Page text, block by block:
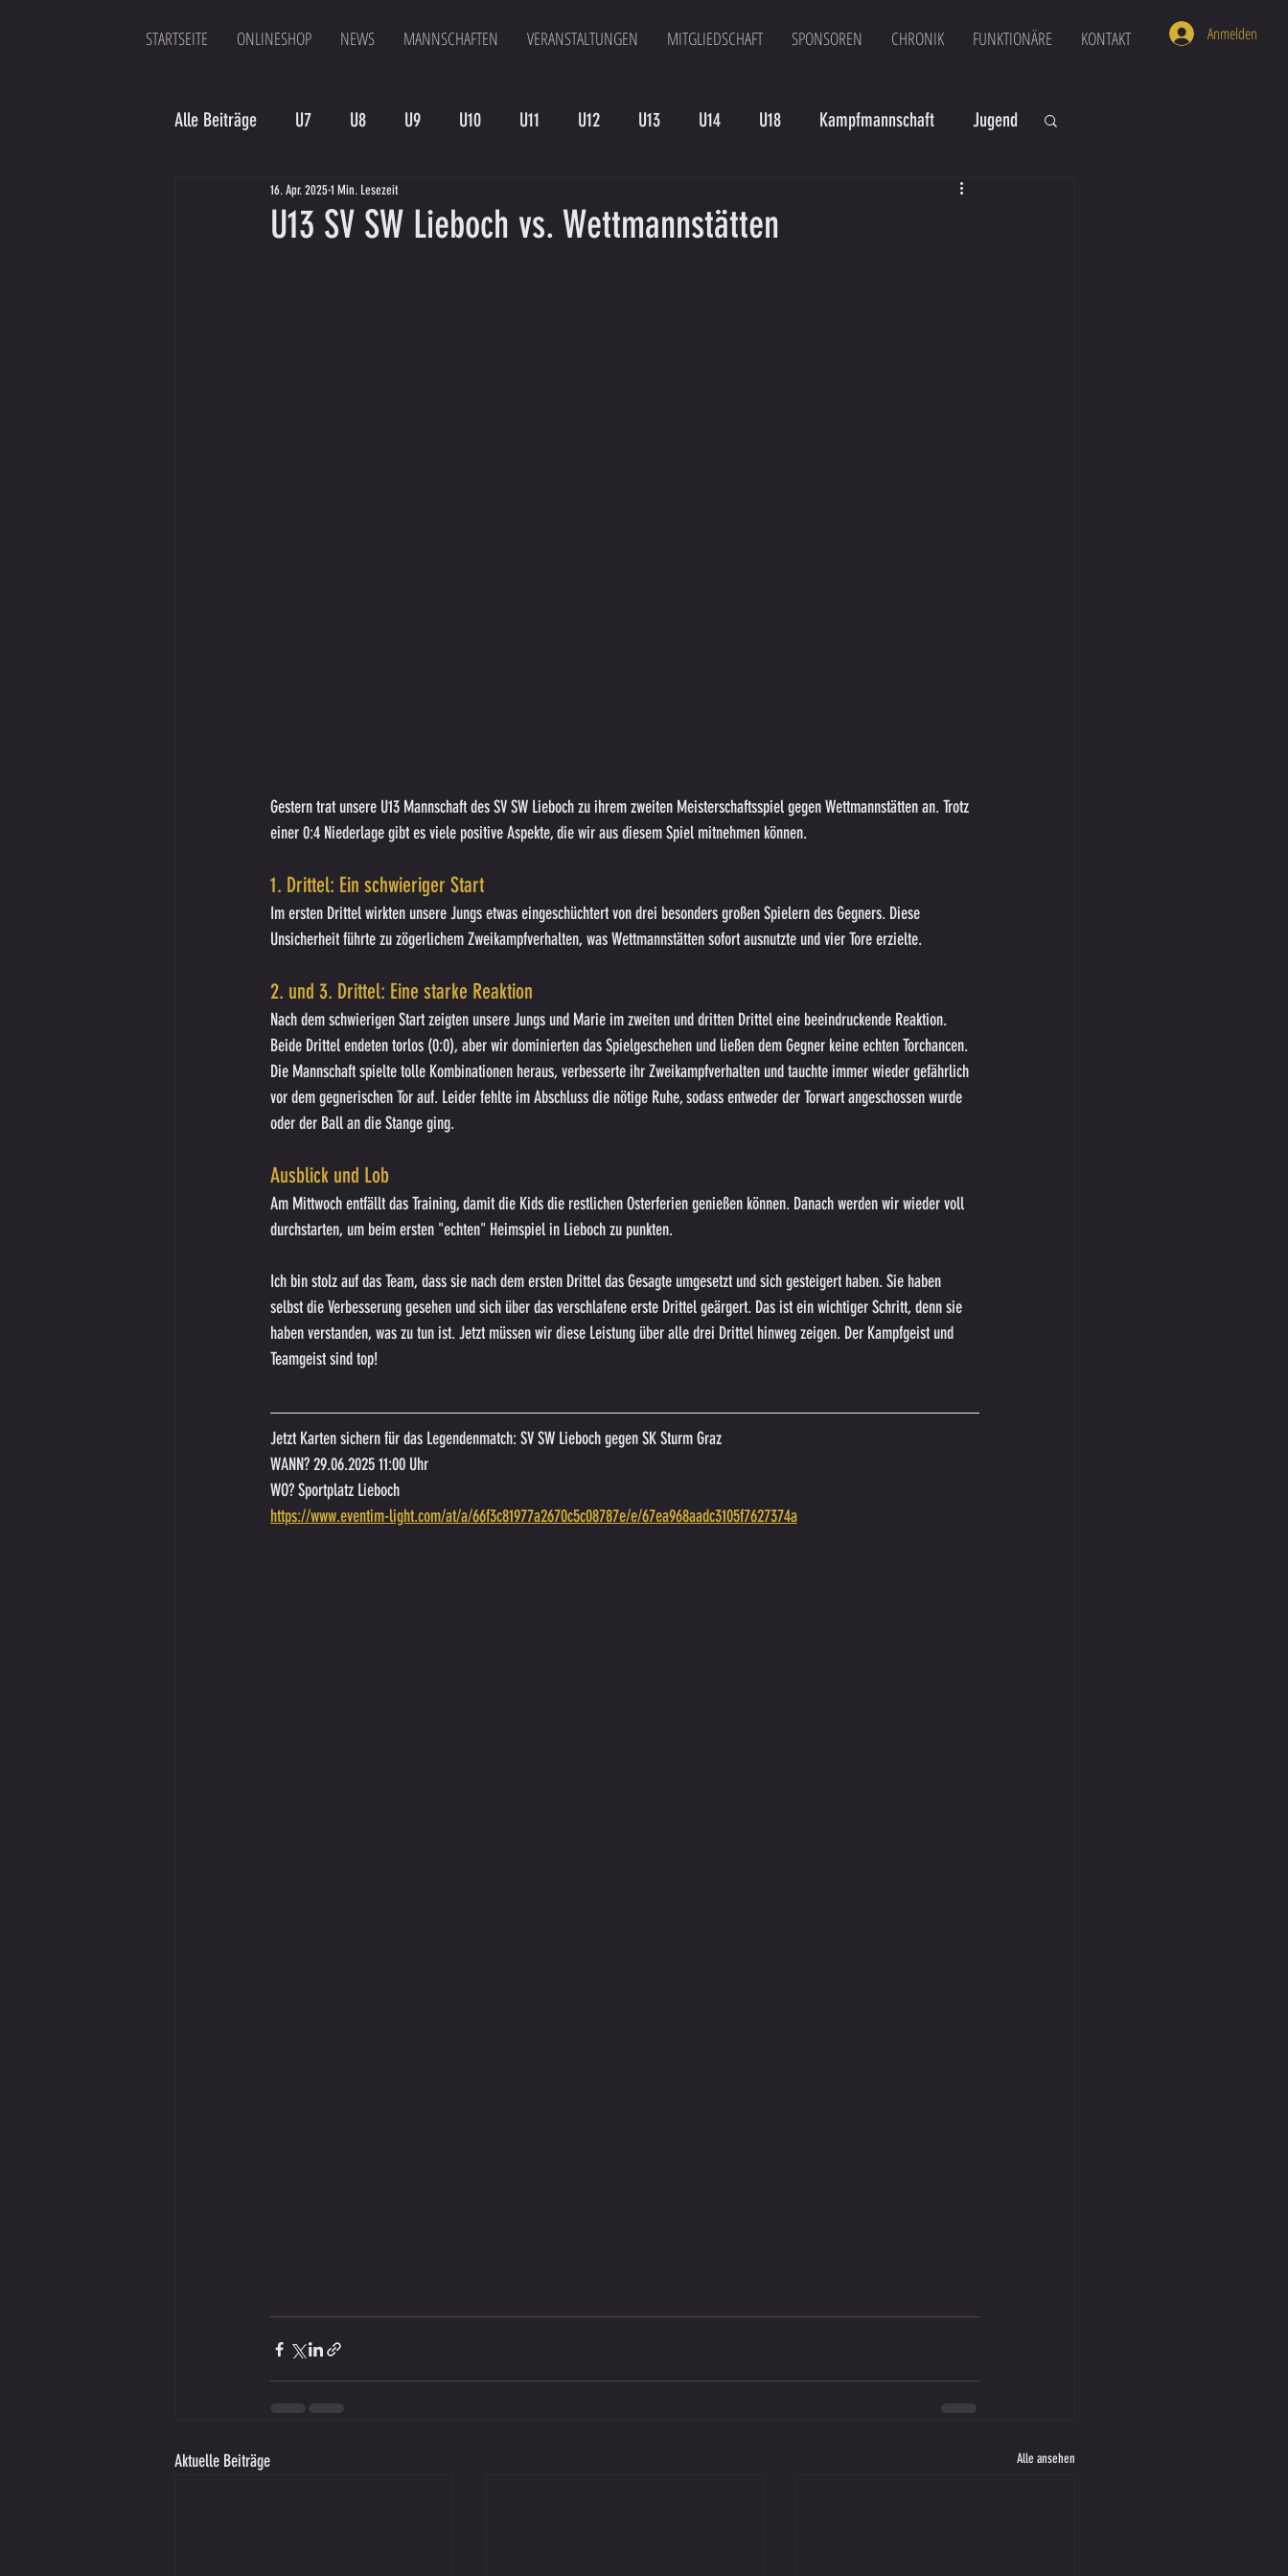
STARTSEITE ONLINESHOP NEWS MANNSCHAFTEN VERANSTALTUNGEN MITGLIEDSCHAFT SPONSOREN CHRONIK FUNKTIONÄRE KONTAKT Anmelden
Alle Beiträge U7 U8 U9 U10 U11 U12 U13 U14 U18 Kampfmannschaft Jugend
Spielergebnis Veranstaltungen
U13 SV SW Lieboch vs. Wettmannstätten
16. Apr. 20251 Min. Lesezeit
Gestern trat unsere U13 Mannschaft des SV SW Lieboch zu ihrem zweiten Meisterschaftsspiel gegen Wettmannstätten an. Trotz
einer 0:4 Niederlage gibt es viele positive Aspekte, die wir aus diesem Spiel mitnehmen können.
1. Drittel: Ein schwieriger Start
Im ersten Drittel wirkten unsere Jungs etwas eingeschüchtert von drei besonders großen Spielern des Gegners. Diese
Unsicherheit führte zu zögerlichem Zweikampfverhalten, was Wettmannstätten sofort ausnutzte und vier Tore erzielte.
2. und 3. Drittel: Eine starke Reaktion
Nach dem schwierigen Start zeigten unsere Jungs und Marie im zweiten und dritten Drittel eine beeindruckende Reaktion.
Beide Drittel endeten torlos (0:0), aber wir dominierten das Spielgeschehen und ließen dem Gegner keine echten Torchancen.
Die Mannschaft spielte tolle Kombinationen heraus, verbesserte ihr Zweikampfverhalten und tauchte immer wieder gefährlich
vor dem gegnerischen Tor auf. Leider fehlte im Abschluss die nötige Ruhe, sodass entweder der Torwart angeschossen wurde
oder der Ball an die Stange ging.
Ausblick und Lob
Am Mittwoch entfällt das Training, damit die Kids die restlichen Osterferien genießen können. Danach werden wir wieder voll
durchstarten, um beim ersten "echten" Heimspiel in Lieboch zu punkten.
Ich bin stolz auf das Team, dass sie nach dem ersten Drittel das Gesagte umgesetzt und sich gesteigert haben. Sie haben
selbst die Verbesserung gesehen und sich über das verschlafene erste Drittel geärgert. Das ist ein wichtiger Schritt, denn sie
haben verstanden, was zu tun ist. Jetzt müssen wir diese Leistung über alle drei Drittel hinweg zeigen. Der Kampfgeist und
Teamgeist sind top!
Jetzt Karten sichern für das Legendenmatch: SV SW Lieboch gegen SK Sturm Graz
WANN? 29.06.2025 11:00 Uhr
WO? Sportplatz Lieboch
https://www.eventim-light.com/at/a/66f3c81977a2670c5c08787e/e/67ea968aadc3105f7627374a
Aktuelle Beiträge Alle ansehen